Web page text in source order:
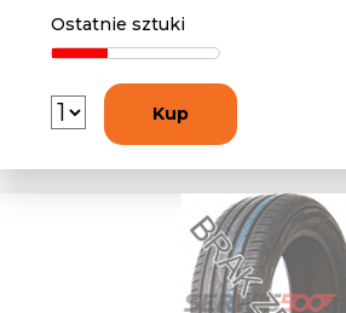
Ostatnie sztuki
Kup